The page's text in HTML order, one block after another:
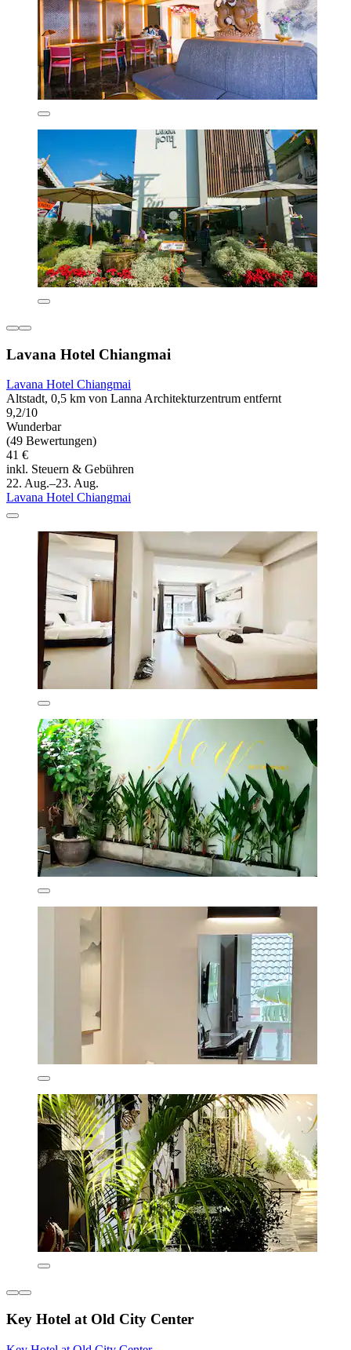
Lavana Hotel Chiangmai
Lavana Hotel Chiangmai
Altstadt, 0,5 km von Lanna Architekturzentrum entfernt
9,2/10
Wunderbar
(49 Bewertungen)
41 €
inkl. Steuern & Gebühren
22. Aug.–23. Aug.
Lavana Hotel Chiangmai
Key Hotel at Old City Center